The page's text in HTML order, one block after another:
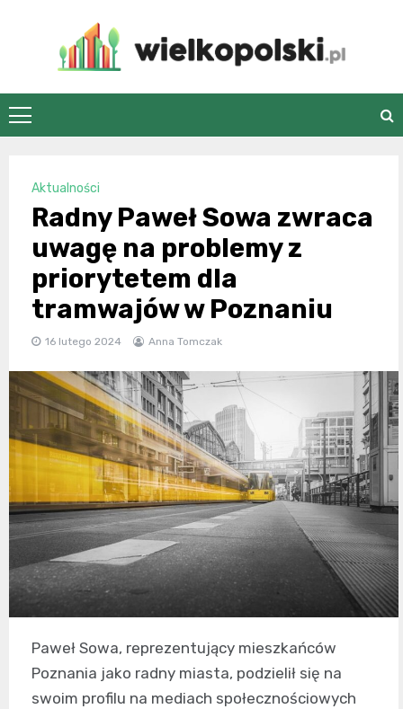
wielkopolski.pl
Aktualności
Radny Paweł Sowa zwraca
uwagę na problemy z
priorytetem dla
tramwajów w Poznaniu
16 lutego 2024 Anna Tomczak
Paweł Sowa, reprezentujący mieszkańców
Poznania jako radny miasta, podzielił się na
swoim profilu na mediach społecznościowych